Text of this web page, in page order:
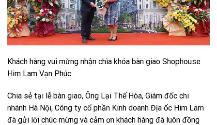
Khách hàng vui mừng nhận chìa khóa bàn giao Shophouse
Him Lam Vạn Phúc
Chia sẻ tại lễ bàn giao, Ông Lại Thế Hòa, Giám đốc chi
nhánh Hà Nội, Công ty cổ phần Kinh doanh Địa ốc Him Lam
đã gửi lời chúc mừng và cảm ơn khách hàng đã luôn đồng